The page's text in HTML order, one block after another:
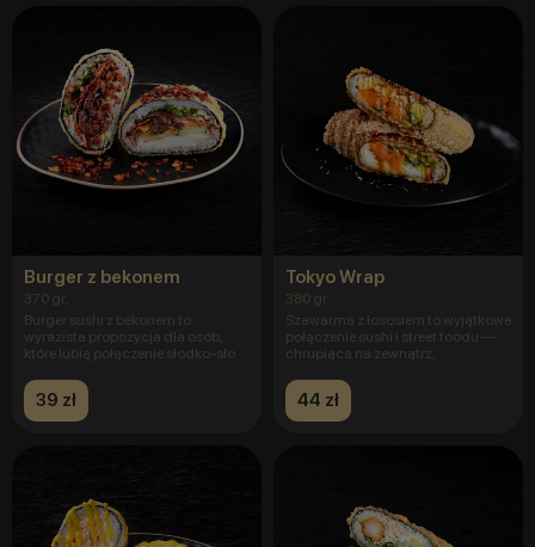
Burger z bekonem
370 gr.
Burger sushi z bekonem to
wyrazista propozycja dla osób,
które lubią połączenie słodko-sło
39 zł
Tokyo Wrap
380 gr.
Szawarma z łososiem to wyjątkowe
połączenie sushi i street foodu —
chrupiąca na zewnątrz,
44 zł